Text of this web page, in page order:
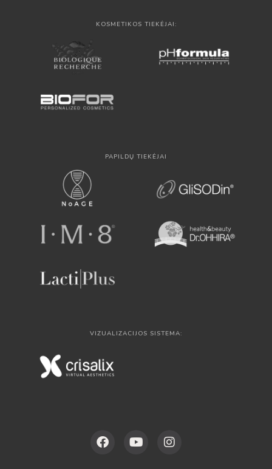
KOSMETIKOS TIEKĖJAI:
PAPILDŲ TIEKĖJAI
VIZUALIZACIJOS SISTEMA: